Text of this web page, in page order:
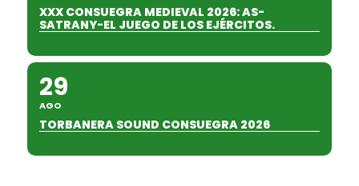
XXX CONSUEGRA MEDIEVAL 2026: AS-
SATRANY-EL JUEGO DE LOS EJÉRCITOS.
29
AGO
TORBANERA SOUND CONSUEGRA 2026